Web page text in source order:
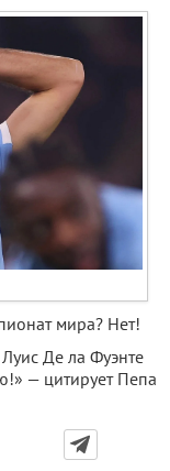
мира? Нет!
Де ла Фуэнте
— цитирует Пепа